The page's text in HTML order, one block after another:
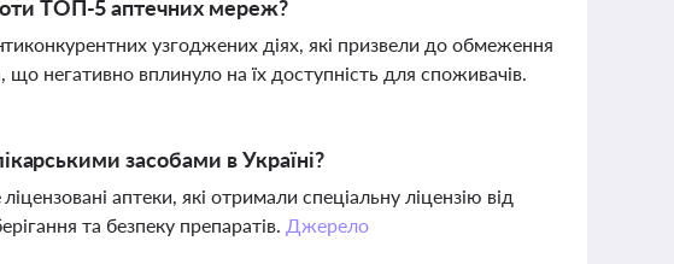
ТОП-5 аптечних мереж?
узгоджених діях, які призвели до обмеження
негативно вплинуло на їх доступність для споживачів.
засобами в Україні?
аптеки, які отримали спеціальну ліцензію від
та безпеку препаратів. Джерело